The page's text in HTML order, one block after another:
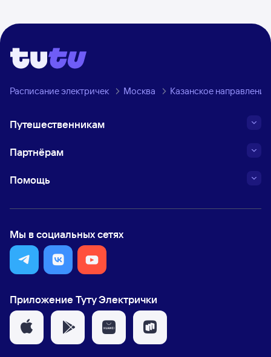
Расписание электричек Москва Казанское направление
Путешественникам
Партнёрам
Помощь
Мы в социальных сетях
Приложение Туту Электрички